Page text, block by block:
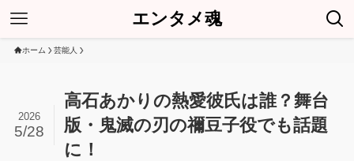
エンタメ魂
ホーム 芸能人
高石あかりの熱愛彼氏は誰？舞台
版・鬼滅の刃の禰豆子役でも話題
に！
2026
5/28